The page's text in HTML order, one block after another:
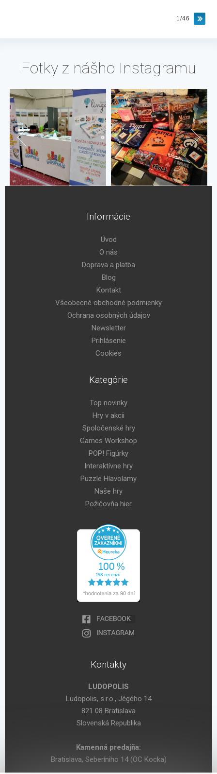
1/46
Fotky z nášho Instagramu
Informácie
Úvod
O nás
Doprava a platba
Blog
Kontakt
Všeobecné obchodné podmienky
Ochrana osobných údajov
Newsletter
Prihlásenie
Cookies
Kategórie
Top novinky
Hry v akcii
Spoločenské hry
Games Workshop
POP! Figúrky
Interaktívne hry
Puzzle Hlavolamy
Naše hry
Požičovňa hier
Kontakty
LUDOPOLIS
Ludopolis, s.r.o., Jégého 14
821 08 Bratislava
Slovenská Republika
Kamenná predajňa:
Bratislava, Seberíniho 14 (OC Kocka)